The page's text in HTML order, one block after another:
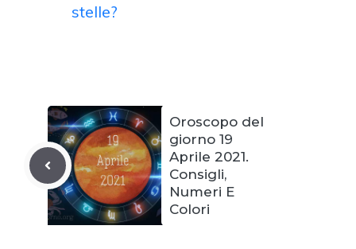
stelle?
Oroscopo del
giorno 19
Aprile 2021.
Consigli,
Numeri E
Colori